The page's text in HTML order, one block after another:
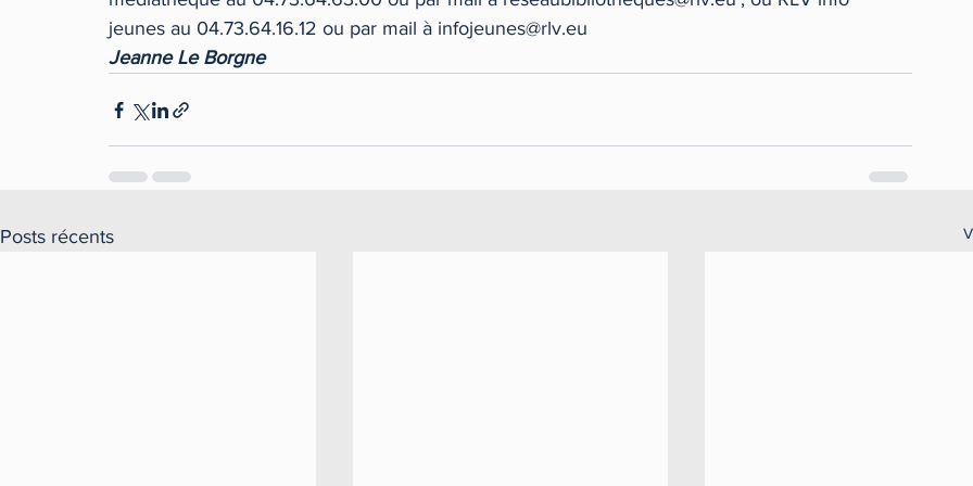
jeunes au 04.73.64.16.12 ou par mail à infojeunes@rlv.eu
Jeanne Le Borgne
Posts récents